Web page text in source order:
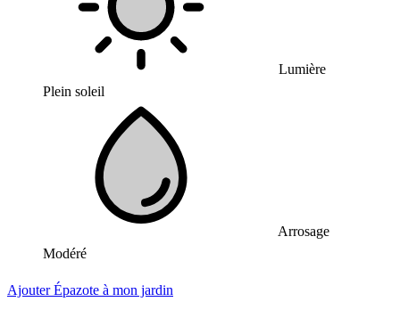
Lumière
Plein soleil
Arrosage
Modéré
Ajouter Épazote à mon jardin